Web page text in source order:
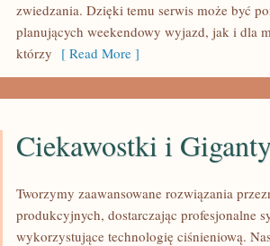
zwiedzania. Dzięki temu serwis może być
planujących weekendowy wyjazd, jak i dla
którzy [ Read More ]
Ciekawostki i
Tworzymy zaawansowane rozwiązania
produkcyjnych, dostarczając profesjonalne
wykorzystujące technologię ciśnieniową.